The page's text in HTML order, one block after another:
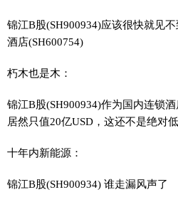
锦江B股(SH900934)应该很快就见
酒店(SH600754)
朽木也是木：
锦江B股(SH900934)作为国内连锁
居然只值20亿USD，这还不是绝对
十年内新能源：
锦江B股(SH900934) 谁走漏风声了